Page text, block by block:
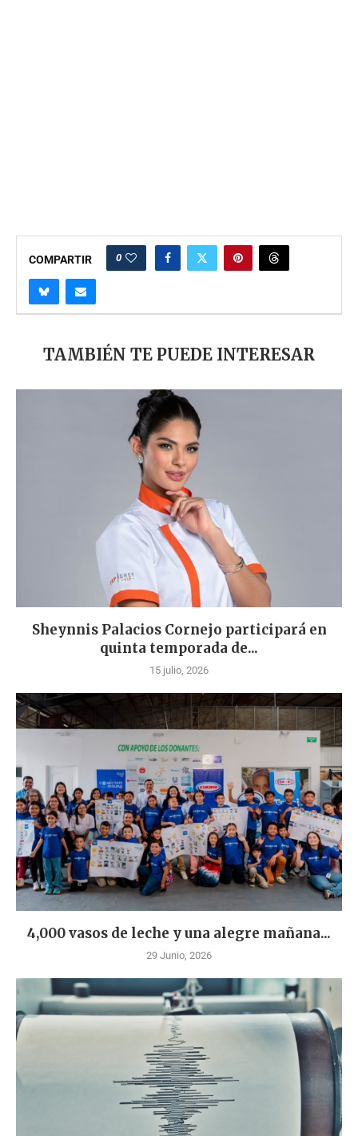
COMPARTIR 0
TAMBIÉN TE PUEDE INTERESAR
Sheynnis Palacios Cornejo participará en
quinta temporada de...
15 julio, 2026
4,000 vasos de leche y una alegre mañana...
29 Junio, 2026